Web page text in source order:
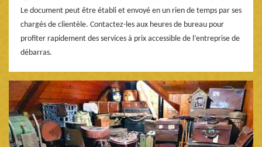
Le document peut être établi et envoyé en un rien de temps par ses
chargés de clientèle. Contactez-les aux heures de bureau pour
profiter rapidement des services à prix accessible de l’entreprise de
débarras.